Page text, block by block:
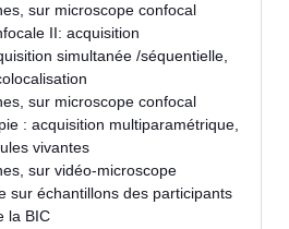
sur microscope confocal
II: acquisition
simultanée /séquentielle,
sur microscope confocal
: acquisition multiparamétrique,
vivantes
sur vidéo-microscope
sur échantillons des participants
la BIC